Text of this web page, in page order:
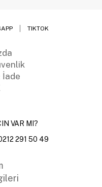
TIKTOK
İade
VAR MI?
291 50 49